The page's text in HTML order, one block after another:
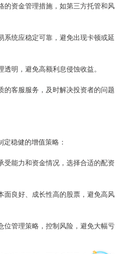
的资金管理措施，如第三方托管和风
系统应稳定可靠，避免出现卡顿或延
明，避免高额利息侵蚀收益。
的客服服务，及时解决投资者的问题
稳健的增值策略：
受能力和资金情况，选择合适的配资
面良好、成长性高的股票，避免高风
位管理策略，控制风险，避免大幅亏